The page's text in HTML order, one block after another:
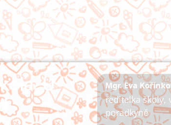
U
Mgr. Eva
ředitelka školy,
poradkyně